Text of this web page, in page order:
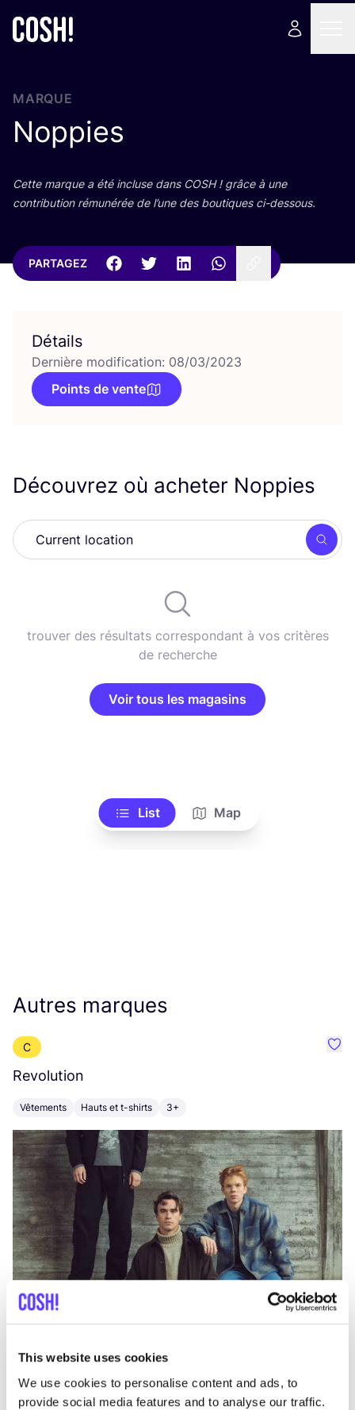
This website uses cookies
We use cookies to personalise content and ads, to
provide social media features and to analyse our traffic.
MARQUE
Noppies
Cette marque a été incluse dans COSH! grâce à une
contri­bu­tion rému­né­rée de l’une des bou­tiques ci-dessous.
PARTAGEZ
Détails
Dernière modification: 08/03/2023
Points de vente
Découvrez où acheter Noppies
trouver des résultats correspondant à vos critères
de recherche
Voir tous les magasins
List Map
Autres marques
C
Revolution
Vêtements Hauts et t-shirts 3+